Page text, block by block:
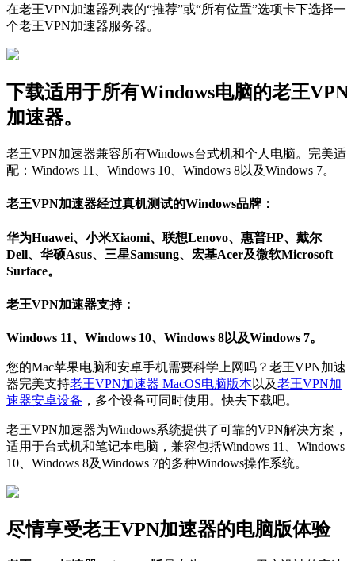
在老王VPN加速器列表的“推荐”或“所有位置”选项卡下选择一
个老王VPN加速器服务器。
下载适用于所有Windows电脑的老王VPN
加速器。
老王VPN加速器兼容所有Windows台式机和个人电脑。完美适
配：Windows 11、Windows 10、Windows 8以及Windows 7。
老王VPN加速器经过真机测试的Windows品牌：
华为Huawei、小米Xiaomi、联想Lenovo、惠普HP、戴尔
Dell、华硕Asus、三星Samsung、宏基Acer及微软Microsoft
Surface。
老王VPN加速器支持：
Windows 11、Windows 10、Windows 8以及Windows 7。
您的Mac苹果电脑和安卓手机需要科学上网吗？老王VPN加速
器完美支持老王VPN加速器 MacOS电脑版本以及老王VPN加
速器安卓设备 ，多个设备可同时使用。快去下载吧。
老王VPN加速器为Windows系统提供了可靠的VPN解决方案，
适用于台式机和笔记本电脑，兼容包括Windows 11、Windows
10、Windows 8及Windows 7的多种Windows操作系统。
尽情享受老王VPN加速器的电脑版体验